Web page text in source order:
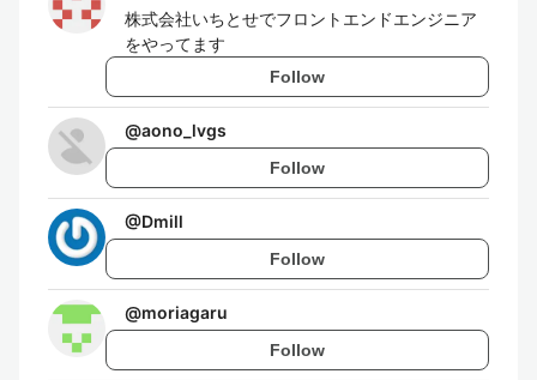
株式会社いちとせでフロントエンドエンジニア
をやってます
Follow
@aono_lvgs
Follow
@Dmill
Follow
@moriagaru
Follow